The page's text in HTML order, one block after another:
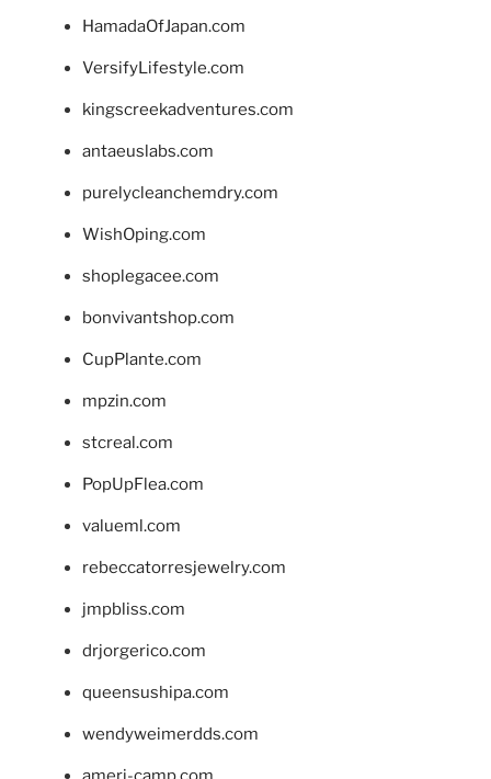
HamadaOfJapan.com
VersifyLifestyle.com
kingscreekadventures.com
antaeuslabs.com
purelycleanchemdry.com
WishOping.com
shoplegacee.com
bonvivantshop.com
CupPlante.com
mpzin.com
stcreal.com
PopUpFlea.com
valueml.com
rebeccatorresjewelry.com
jmpbliss.com
drjorgerico.com
queensushipa.com
wendyweimerdds.com